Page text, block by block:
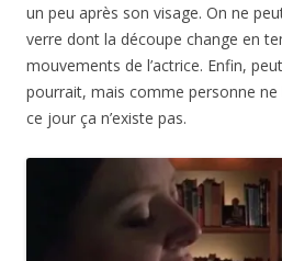
un peu après son visage. On ne
verre dont la découpe change en
mouvements de l’actrice. Enfin,
pourrait, mais comme personne
ce jour ça n’existe pas.